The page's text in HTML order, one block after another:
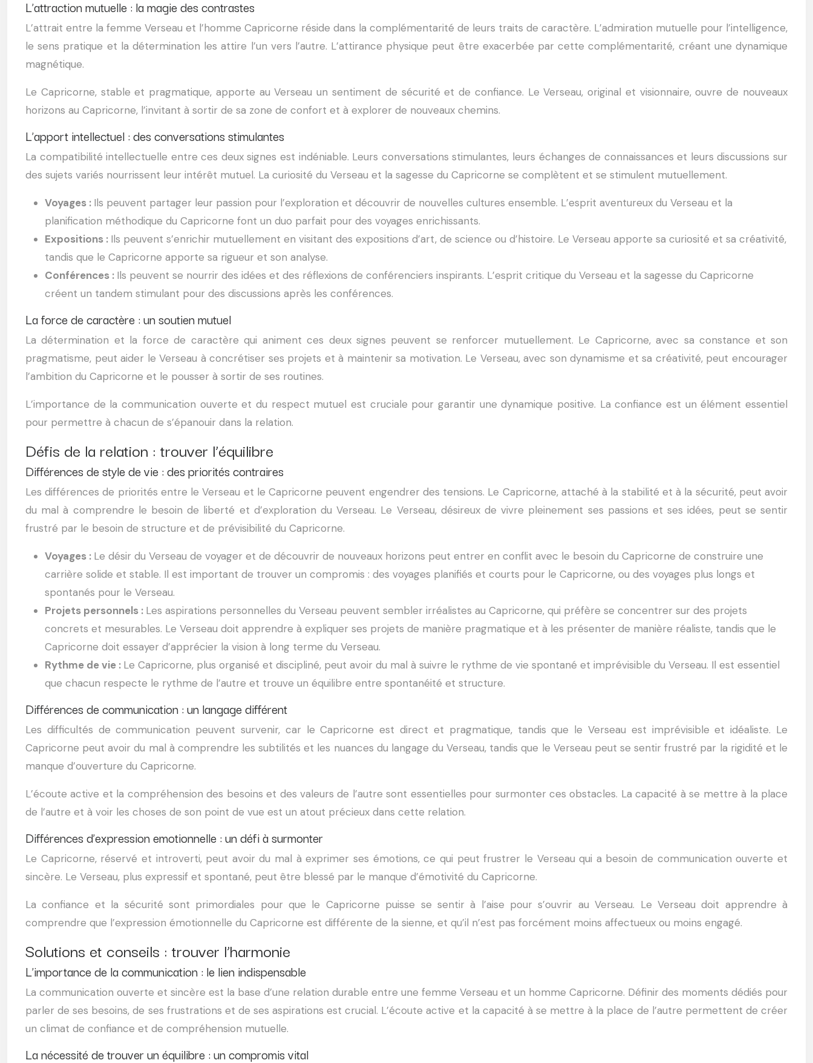
L’attraction mutuelle : la magie des contrastes
L’attrait entre la femme Verseau et l’homme Capricorne réside dans la complémentarité de leurs traits de caractère. L’admiration mutuelle pour l’intelligence,
le sens pratique et la détermination les attire l’un vers l’autre. L’attirance physique peut être exacerbée par cette complémentarité, créant une dynamique
magnétique.
Le Capricorne, stable et pragmatique, apporte au Verseau un sentiment de sécurité et de confiance. Le Verseau, original et visionnaire, ouvre de nouveaux
horizons au Capricorne, l’invitant à sortir de sa zone de confort et à explorer de nouveaux chemins.
L’apport intellectuel : des conversations stimulantes
La compatibilité intellectuelle entre ces deux signes est indéniable. Leurs conversations stimulantes, leurs échanges de connaissances et leurs discussions sur
des sujets variés nourrissent leur intérêt mutuel. La curiosité du Verseau et la sagesse du Capricorne se complètent et se stimulent mutuellement.
Voyages : Ils peuvent partager leur passion pour l’exploration et découvrir de nouvelles cultures ensemble. L’esprit aventureux du Verseau et la
planification méthodique du Capricorne font un duo parfait pour des voyages enrichissants.
Expositions : Ils peuvent s’enrichir mutuellement en visitant des expositions d’art, de science ou d’histoire. Le Verseau apporte sa curiosité et sa créativité,
tandis que le Capricorne apporte sa rigueur et son analyse.
Conférences : Ils peuvent se nourrir des idées et des réflexions de conférenciers inspirants. L’esprit critique du Verseau et la sagesse du Capricorne
créent un tandem stimulant pour des discussions après les conférences.
La force de caractère : un soutien mutuel
La détermination et la force de caractère qui animent ces deux signes peuvent se renforcer mutuellement. Le Capricorne, avec sa constance et son
pragmatisme, peut aider le Verseau à concrétiser ses projets et à maintenir sa motivation. Le Verseau, avec son dynamisme et sa créativité, peut encourager
l’ambition du Capricorne et le pousser à sortir de ses routines.
L’importance de la communication ouverte et du respect mutuel est cruciale pour garantir une dynamique positive. La confiance est un élément essentiel
pour permettre à chacun de s’épanouir dans la relation.
Défis de la relation : trouver l’équilibre
Différences de style de vie : des priorités contraires
Les différences de priorités entre le Verseau et le Capricorne peuvent engendrer des tensions. Le Capricorne, attaché à la stabilité et à la sécurité, peut avoir
du mal à comprendre le besoin de liberté et d’exploration du Verseau. Le Verseau, désireux de vivre pleinement ses passions et ses idées, peut se sentir
frustré par le besoin de structure et de prévisibilité du Capricorne.
Voyages : Le désir du Verseau de voyager et de découvrir de nouveaux horizons peut entrer en conflit avec le besoin du Capricorne de construire une
carrière solide et stable. Il est important de trouver un compromis : des voyages planifiés et courts pour le Capricorne, ou des voyages plus longs et
spontanés pour le Verseau.
Projets personnels : Les aspirations personnelles du Verseau peuvent sembler irréalistes au Capricorne, qui préfère se concentrer sur des projets
concrets et mesurables. Le Verseau doit apprendre à expliquer ses projets de manière pragmatique et à les présenter de manière réaliste, tandis que le
Capricorne doit essayer d’apprécier la vision à long terme du Verseau.
Rythme de vie : Le Capricorne, plus organisé et discipliné, peut avoir du mal à suivre le rythme de vie spontané et imprévisible du Verseau. Il est essentiel
que chacun respecte le rythme de l’autre et trouve un équilibre entre spontanéité et structure.
Différences de communication : un langage différent
Les difficultés de communication peuvent survenir, car le Capricorne est direct et pragmatique, tandis que le Verseau est imprévisible et idéaliste. Le
Capricorne peut avoir du mal à comprendre les subtilités et les nuances du langage du Verseau, tandis que le Verseau peut se sentir frustré par la rigidité et le
manque d’ouverture du Capricorne.
L’écoute active et la compréhension des besoins et des valeurs de l’autre sont essentielles pour surmonter ces obstacles. La capacité à se mettre à la place
de l’autre et à voir les choses de son point de vue est un atout précieux dans cette relation.
Différences d’expression emotionnelle : un défi à surmonter
Le Capricorne, réservé et introverti, peut avoir du mal à exprimer ses émotions, ce qui peut frustrer le Verseau qui a besoin de communication ouverte et
sincère. Le Verseau, plus expressif et spontané, peut être blessé par le manque d’émotivité du Capricorne.
La confiance et la sécurité sont primordiales pour que le Capricorne puisse se sentir à l’aise pour s’ouvrir au Verseau. Le Verseau doit apprendre à
comprendre que l’expression émotionnelle du Capricorne est différente de la sienne, et qu’il n’est pas forcément moins affectueux ou moins engagé.
Solutions et conseils : trouver l’harmonie
L’importance de la communication : le lien indispensable
La communication ouverte et sincère est la base d’une relation durable entre une femme Verseau et un homme Capricorne. Définir des moments dédiés pour
parler de ses besoins, de ses frustrations et de ses aspirations est crucial. L’écoute active et la capacité à se mettre à la place de l’autre permettent de créer
un climat de confiance et de compréhension mutuelle.
La nécessité de trouver un équilibre : un compromis vital